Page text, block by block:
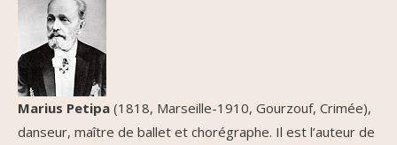
Marius Petipa (1818, Marseille-1910, Gourzouf, Crimée),
danseur, maître de ballet et chorégraphe. Il est l’auteur de